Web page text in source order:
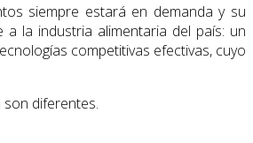
siempre estará en demanda y su
la industria alimentaria del país: un
competitivas efectivas, cuyo
diferentes.